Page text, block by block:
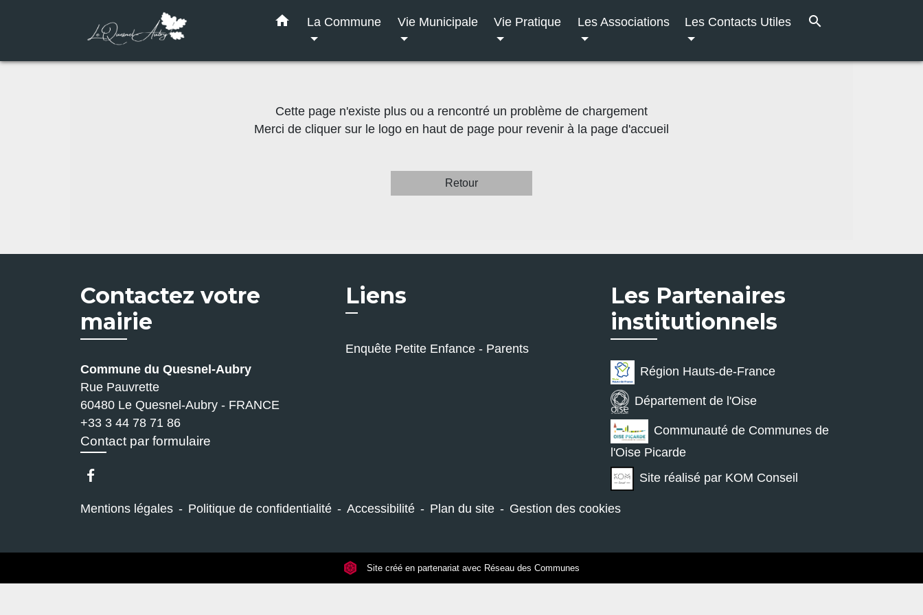
home La Commune Vie Municipale Vie Pratique Les Associations Les Contacts Utiles search
Cette page n'existe plus ou a rencontré un problème de chargement
Merci de cliquer sur le logo en haut de page pour revenir à la page d'accueil
Retour
Contactez votre
mairie
Commune du Quesnel-Aubry
Rue Pauvrette
60480 Le Quesnel-Aubry - FRANCE
+33 3 44 78 71 86
Contact par formulaire
Liens
Enquête Petite Enfance - Parents
Les Partenaires
institutionnels
Région Hauts-de-France
Département de l'Oise
Communauté de Communes de
l'Oise Picarde
Site réalisé par KOM Conseil
Mentions légales - Politique de confidentialité - Accessibilité - Plan du site - Gestion des cookies
Site créé en partenariat avec Réseau des Communes